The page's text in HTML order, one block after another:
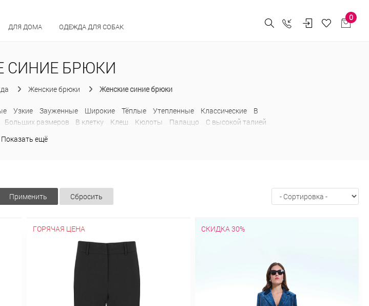
ДЛЯ ДОМА ОДЕЖДА ДЛЯ СОБАК
0
СИНИЕ БРЮКИ
Женские брюки Женские синие брюки
Узкие Зауженные Широкие Тёплые Утепленные Классические
В
Больших размеров В клетку Клеш Кюлоты Палаццо
С высокой талией
Показать ещё
Применить Сбросить
ГОРЯЧАЯ ЦЕНА СКИДКА 30%